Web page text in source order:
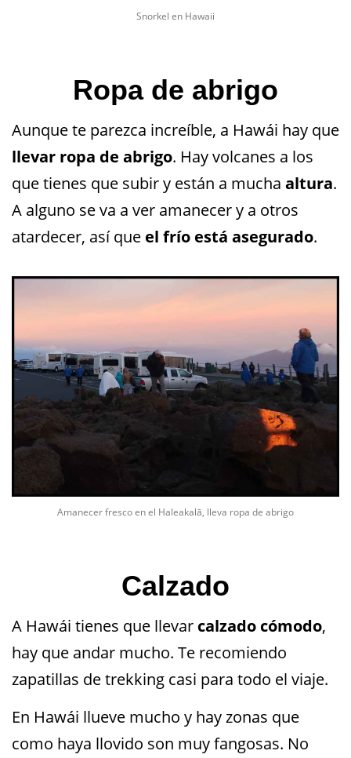
Snorkel en Hawaii
Ropa de abrigo
Aunque te parezca increíble, a Hawái hay que
llevar ropa de abrigo. Hay volcanes a los
que tienes que subir y están a mucha altura.
A alguno se va a ver amanecer y a otros
atardecer, así que el frío está asegurado.
Amanecer fresco en el Haleakalā, lleva ropa de abrigo
Calzado
A Hawái tienes que llevar calzado cómodo,
hay que andar mucho. Te recomiendo
zapatillas de trekking casi para todo el viaje.
En Hawái llueve mucho y hay zonas que
como haya llovido son muy fangosas. No